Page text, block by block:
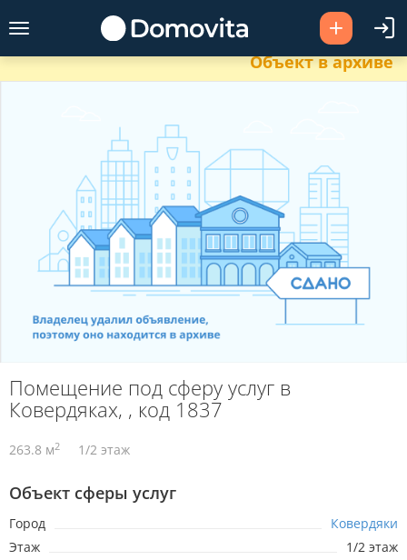
Объект в архиве
Помещение под сферу услуг в
Ковердяках, , код 1837
263.8 м2 1/2 этаж
Объект сферы услуг
Город
Ковердяки
Этаж
1/2 этаж